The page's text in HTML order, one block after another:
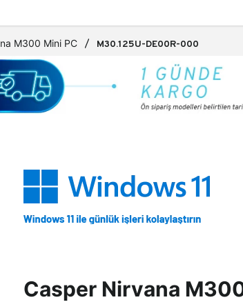
M300 Mini PC M30.125U-DE00R-000
Casper Nirvana